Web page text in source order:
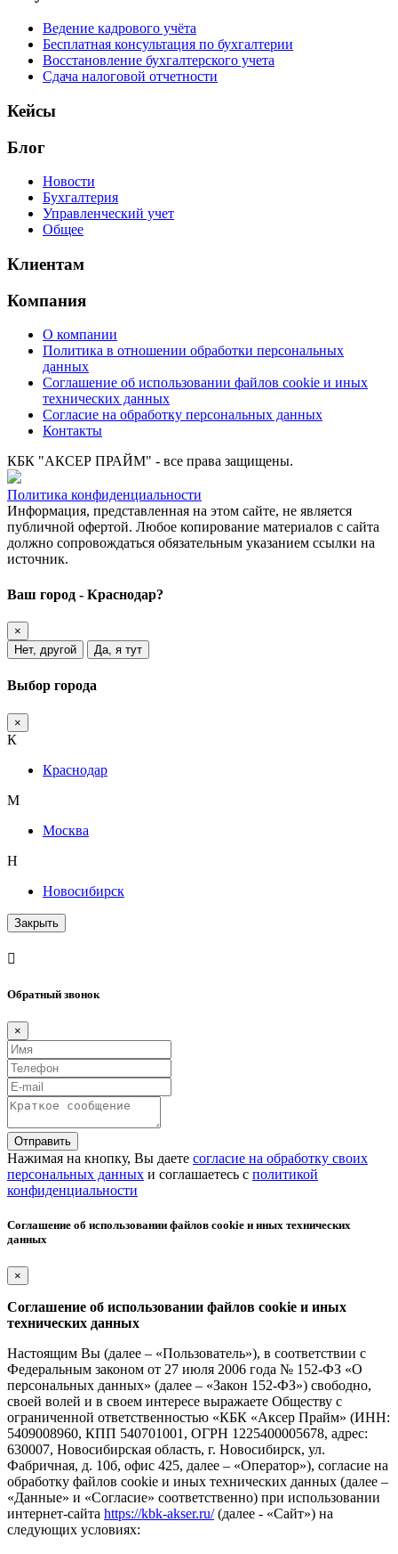
Ведение кадрового учёта
Бесплатная консультация по бухгалтерии
Восстановление бухгалтерского учета
Сдача налоговой отчетности
Кейсы
Блог
Новости
Бухгалтерия
Управленческий учет
Общее
Клиентам
Компания
О компании
Политика в отношении обработки персональных
данных
Соглашение об использовании файлов cookie и иных
технических данных
Согласие на обработку персональных данных
Контакты
КБК "АКСЕР ПРАЙМ" - все права защищены.
Политика конфиденциальности
Информация, представленная на этом сайте, не является
публичной офертой. Любое копирование материалов с сайта
должно сопровождаться обязательным указанием ссылки на
источник.
Ваш город - Краснодар?
×
Нет, другой
Да, я тут
Выбор города
×
К
Краснодар
М
Москва
Н
Новосибирск
Закрыть
Обратный звонок
×
Отправить
Нажимая на кнопку, Вы даете согласие на обработку своих
персональных данных и соглашаетесь с политикой
конфиденциальности
Соглашение об использовании файлов cookie и иных технических
данных
×
Соглашение об использовании файлов cookie и иных
технических данных
Настоящим Вы (далее – «Пользователь»), в соответствии с
Федеральным законом от 27 июля 2006 года № 152-ФЗ «О
персональных данных» (далее – «Закон 152-ФЗ») свободно,
своей волей и в своем интересе выражаете Обществу с
ограниченной ответственностью «КБК «Аксер Прайм» (ИНН:
5409008960, КПП 540701001, ОГРН 1225400005678, адрес:
630007, Новосибирская область, г. Новосибирск, ул.
Фабричная, д. 10б, офис 425, далее – «Оператор»), согласие на
обработку файлов cookie и иных технических данных (далее –
«Данные» и «Согласие» соответственно) при использовании
интернет-сайта https://kbk-akser.ru/(далее - «Сайт») на
следующих условиях: